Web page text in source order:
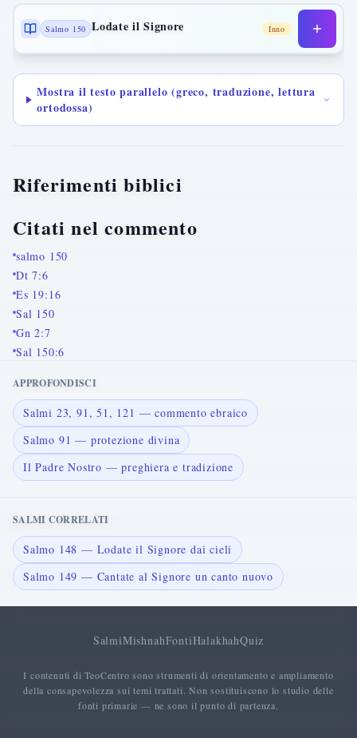
Salmo 150 Lodate il Signore Inno
Mostra il testo parallelo (greco, traduzione, lettura
ortodossa)
Riferimenti biblici
Citati nel commento
salmo 150
Dt 7:6
Es 19:16
Sal 150
Gn 2:7
Sal 150:6
APPROFONDISCI
Salmi 23, 91, 51, 121 — commento ebraico
Salmo 91 — protezione divina
Il Padre Nostro — preghiera e tradizione
SALMI CORRELATI
Salmo 148 — Lodate il Signore dai cieli
Salmo 149 — Cantate al Signore un canto nuovo
SalmiMishnahFontiHalakhahQuiz
I contenuti di TeoCentro sono strumenti di orientamento e ampliamento
della consapevolezza sui temi trattati. Non sostituiscono lo studio delle
fonti primarie — ne sono il punto di partenza.